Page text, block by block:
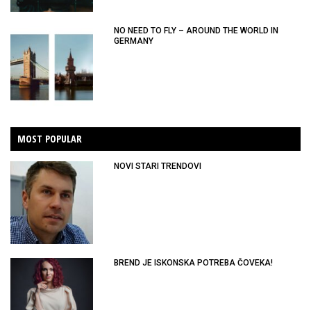
NO NEED TO FLY – AROUND THE WORLD IN
GERMANY
MOST POPULAR
NOVI STARI TRENDOVI
BREND JE ISKONSKA POTREBA ČOVEKA!